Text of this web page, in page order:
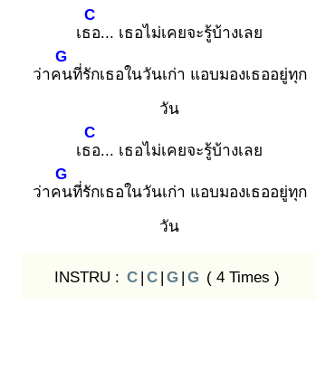
เธอ
C
... เธอไม่เคยจะรู้บ้างเลย
ว่าคน
G
ที่รักเธอในวันเก่า แอบมองเธออยู่ทุก
วัน
เธอ
C
... เธอไม่เคยจะรู้บ้างเลย
ว่าคน
G
ที่รักเธอในวันเก่า แอบมองเธออยู่ทุก
วัน
INSTRU : C | C | G | G ( 4 Times )